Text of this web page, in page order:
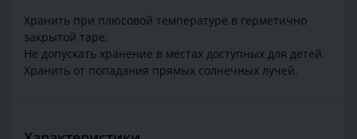
Хранить при плюсовой температуре в герметично
закрытой таре.
Не допускать хранение в местах доступных для детей.
Хранить от попадания прямых солнечных лучей.